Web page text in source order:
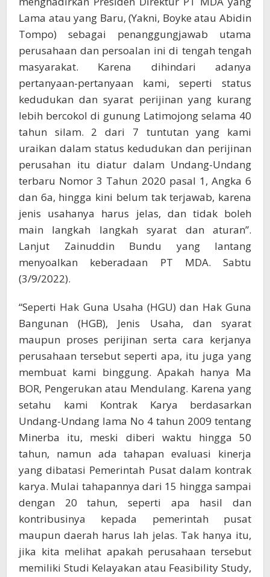
Lama atau yang Baru, (Yakni, Boyke atau Abidin
Tompo) sebagai penanggungjawab utama
perusahaan dan persoalan ini di tengah tengah
masyarakat. Karena dihindari adanya
pertanyaan-pertanyaan kami, seperti status
kedudukan dan syarat perijinan yang kurang
lebih bercokol di gunung Latimojong selama 40
tahun silam. 2 dari 7 tuntutan yang kami
uraikan dalam status kedudukan dan perijinan
perusahan itu diatur dalam Undang-Undang
terbaru Nomor 3 Tahun 2020 pasal 1, Angka 6
dan 6a, hingga kini belum tak terjawab, karena
jenis usahanya harus jelas, dan tidak boleh
main langkah langkah syarat dan aturan”.
Lanjut Zainuddin Bundu yang lantang
menyoalkan keberadaan PT MDA. Sabtu
(3/9/2022).
“Seperti Hak Guna Usaha (HGU) dan Hak Guna
Bangunan (HGB), Jenis Usaha, dan syarat
maupun proses perijinan serta cara kerjanya
perusahaan tersebut seperti apa, itu juga yang
membuat kami binggung. Apakah hanya Ma
BOR, Pengerukan atau Mendulang. Karena yang
setahu kami Kontrak Karya berdasarkan
Undang-Undang lama No 4 tahun 2009 tentang
Minerba itu, meski diberi waktu hingga 50
tahun, namun ada tahapan evaluasi kinerja
yang dibatasi Pemerintah Pusat dalam kontrak
karya. Mulai tahapannya dari 15 hingga sampai
dengan 20 tahun, seperti apa hasil dan
kontribusinya kepada pemerintah pusat
maupun daerah harus lah jelas. Tak hanya itu,
jika kita melihat apakah perusahaan tersebut
memiliki Studi Kelayakan atau Feasibility Study,